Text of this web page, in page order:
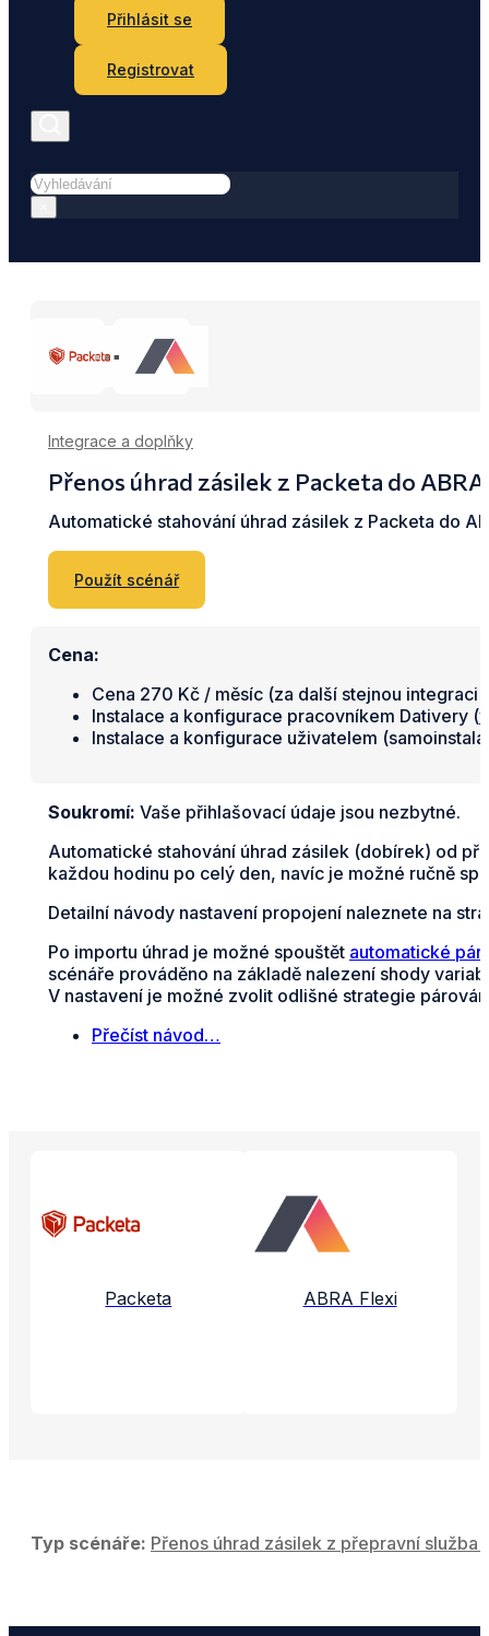
Přihlásit se
Registrovat
Hledat
Integrace a doplňky
Přenos úhrad zásilek z Packeta do
Automatické stahování úhrad zásilek z Packeta do
Použít scénář
Cena:
Cena 270 Kč / měsíc (za další stejnou integraci
Instalace a konfigurace pracovníkem Dativery (
Instalace a konfigurace uživatelem
Soukromí: Vaše přihlašovací údaje jsou nezbytné.
Automatické stahování úhrad zásilek (dobírek) od
každou hodinu po celý den, navíc je možné ručně
Detailní návody nastavení propojení naleznete na
Po importu úhrad je možné spouštět automatické
scénáře prováděno na základě nalezení shody
V nastavení je možné zvolit odlišné strategie
Přečíst návod…
Packeta ABRA Flexi
Typ scénáře: Přenos úhrad zásilek z přepravní služba